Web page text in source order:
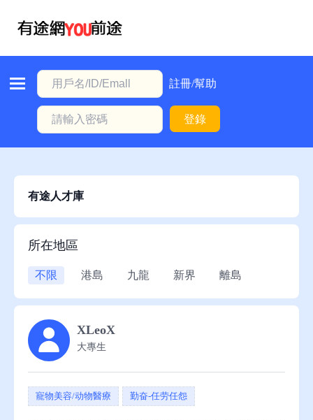
註冊/幫助
登錄
首
本
職
位
信
息
註
助
有途人才庫
所在地區
不限 港島 九龍 新界 離島
XLeoX
大專生
寵物美容/动物醫療 勤奋-任劳任怨